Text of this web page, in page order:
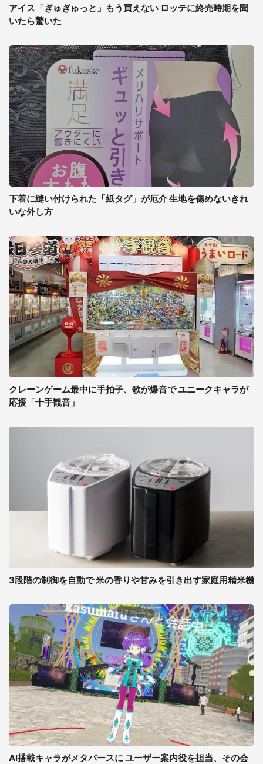
アイス「ぎゅぎゅっと」もう買えない ロッテに終売時期を聞
いたら驚いた
下着に縫い付けられた「紙タグ」が厄介 生地を傷めないきれ
いな外し方
クレーンゲーム最中に手拍子、歌が爆音で ユニークキャラが
応援「十手観音」
3段階の制御を自動で 米の香りや甘みを引き出す家庭用精米機
AI搭載キャラがメタバースに ユーザー案内役を担当、その会